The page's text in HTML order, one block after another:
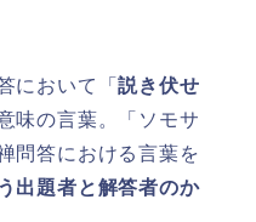
において「説き伏せ
味の言葉。「ソモサ
問答における言葉を
出題者と解答者のか